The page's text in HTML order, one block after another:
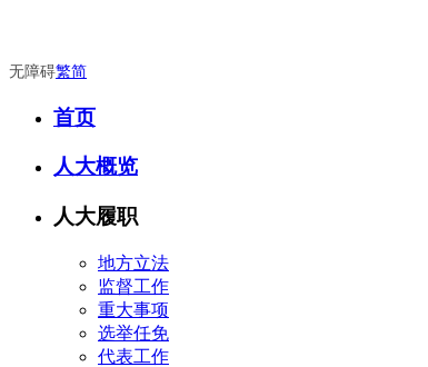
无障碍繁简
首页
人大概览
人大履职
地方立法
监督工作
重大事项
选举任免
代表工作